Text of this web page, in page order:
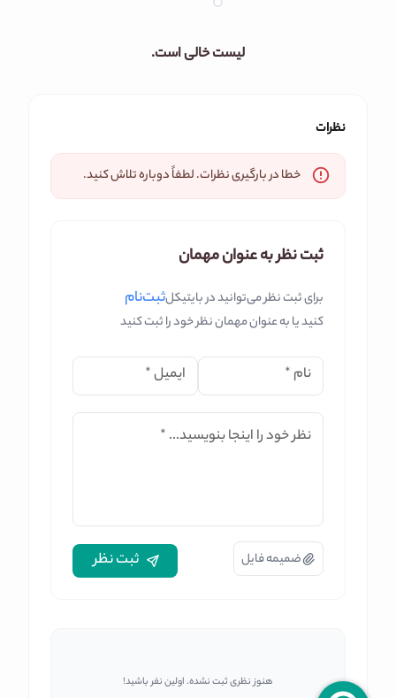
لیست خالی است.
نظرات
خطا در بارگیری نظرات. لطفاً دوباره تلاش کنید.
ثبت نظر به عنوان مهمان
برای ثبت نظر می‌توانید در بایتیکلثبت‌نام
کنید یا به عنوان مهمان نظر خود را ثبت کنید
نام * ایمیل*
نظر خود را اینجا بنویسید... *
ضمیمه فایل ثبت نظر
هنوز نظری ثبت نشده. اولین نفر باشید!